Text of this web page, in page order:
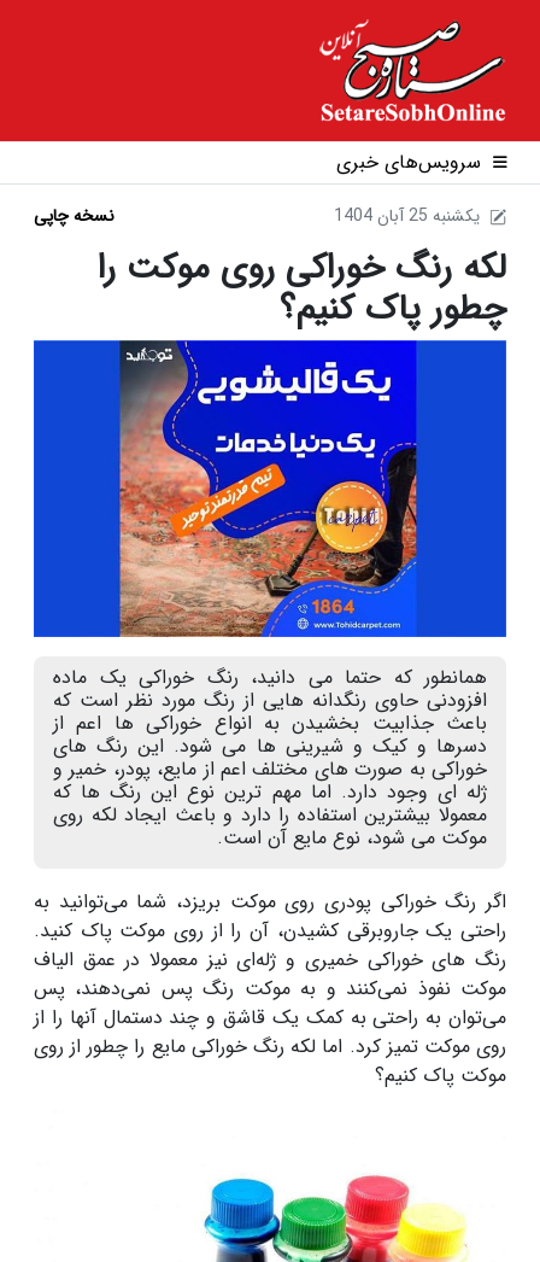
سرویس‌های خبری
1404 يکشنبه 25 آبان نسخه چاپی
لکه رنگ خوراکی روی موکت را
چطور پاک کنیم؟
همانطور که حتما می دانید، رنگ خوراکی یک ماده
افزودنی حاوی رنگدانه هایی از رنگ مورد نظر است که
باعث جذابیت بخشیدن به انواع خوراکی ها اعم از
دسرها و کیک و شیرینی ها می شود. این رنگ های
خوراکی به صورت های مختلف اعم از مایع، پودر، خمیر و
ژله ای وجود دارد. اما مهم ترین نوع این رنگ ها که
معمولا بیشترین استفاده را دارد و باعث ایجاد لکه روی
موکت می شود، نوع مایع آن است.
اگر رنگ خوراکی پودری روی موکت بریزد، شما می‌توانید به
راحتی یک جاروبرقی کشیدن، آن را از روی موکت پاک کنید.
رنگ های خوراکی خمیری و ژله‌ای نیز معمولا در عمق الیاف
موکت نفوذ نمی‌کنند و به موکت رنگ پس نمی‌دهند، پس
می‌توان به راحتی به کمک یک قاشق و چند دستمال آنها را از
روی موکت تمیز کرد. اما لکه رنگ خوراکی مایع را چطور از روی
موکت پاک کنیم؟